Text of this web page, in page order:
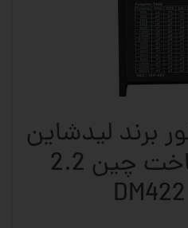
برند لیدشاین
(Leadshine) ساخت چین 2.2